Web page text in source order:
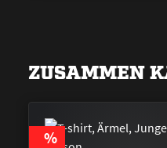
ZUSAMMEN
RABATT
%